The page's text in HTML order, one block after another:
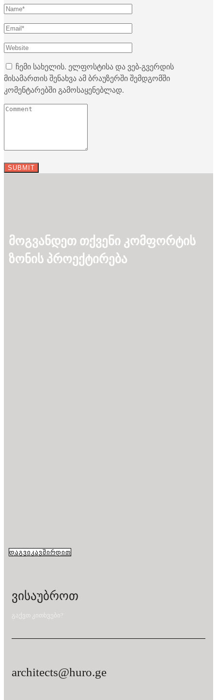
ჩემი სახელის. ელფოსტისა და ვებ-გვერდის
მისამართის შენახვა ამ ბრაუზერში შემდგომში
კომენტარებში გამოსაყენებლად.
მოგვანდეთ თქვენი კომფორტის
ზონის პროექტირება
ᲓᲐᲒᲕᲘᲙᲐᲕᲨᲘᲠᲓᲘᲗ
ᲕᲘᲡᲐᲣᲑᲠᲝᲗ
გაქვთ კითხვები?
architects@huro.ge